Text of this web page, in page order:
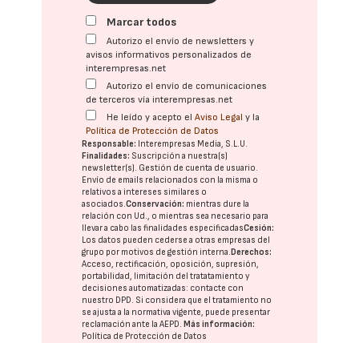
Marcar todos
Autorizo el envío de newsletters y
avisos informativos personalizados de
interempresas.net
Autorizo el envío de comunicaciones
de terceros vía interempresas.net
He leído y acepto elAviso Legal y la
Política de Protección de Datos
Responsable: Interempresas Media, S.L.U.
Finalidades: Suscripción a nuestra(s)
newsletter(s). Gestión de cuenta de usuario.
Envío de emails relacionados con la misma o
relativos a intereses similares o
asociados.Conservación: mientras dure la
relación con Ud., o mientras sea necesario para
llevar a cabo las finalidades especificadasCesión:
Los datos pueden cederse a otras empresas del
grupo por motivos de gestión interna.Derechos:
Acceso, rectificación, oposición, supresión,
portabilidad, limitación del tratatamiento y
decisiones automatizadas: contacte con
nuestro DPD. Si considera que el tratamiento no
se ajusta a la normativa vigente, puede presentar
reclamación ante laAEPD.Más información:
Política de Protección de Datos